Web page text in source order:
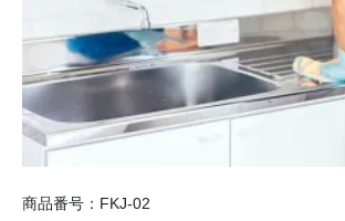
商品番号：FKJ-02